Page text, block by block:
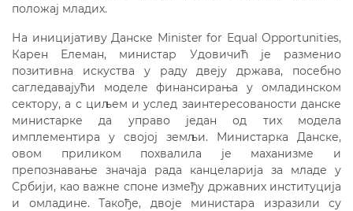
положај младих.
На иницијативу Данске Мinister for Equal Opportunities,
Карен Елеман, министар Удовичић је разменио
позитивна искуства у раду двеју држава, посебно
сагледавајући моделe финансирања у омладинском
сектору, а с циљем и услед заинтересованости данске
министарке да управо један од тих модела
имплементира у својој земљи. Министарка Данске,
овом приликом похвалила је маханизме и
препознавање значаја рада канцеларија за младе у
Србији, као важне споне између државних институција
и омладине. Такође, двоје министара изразили су